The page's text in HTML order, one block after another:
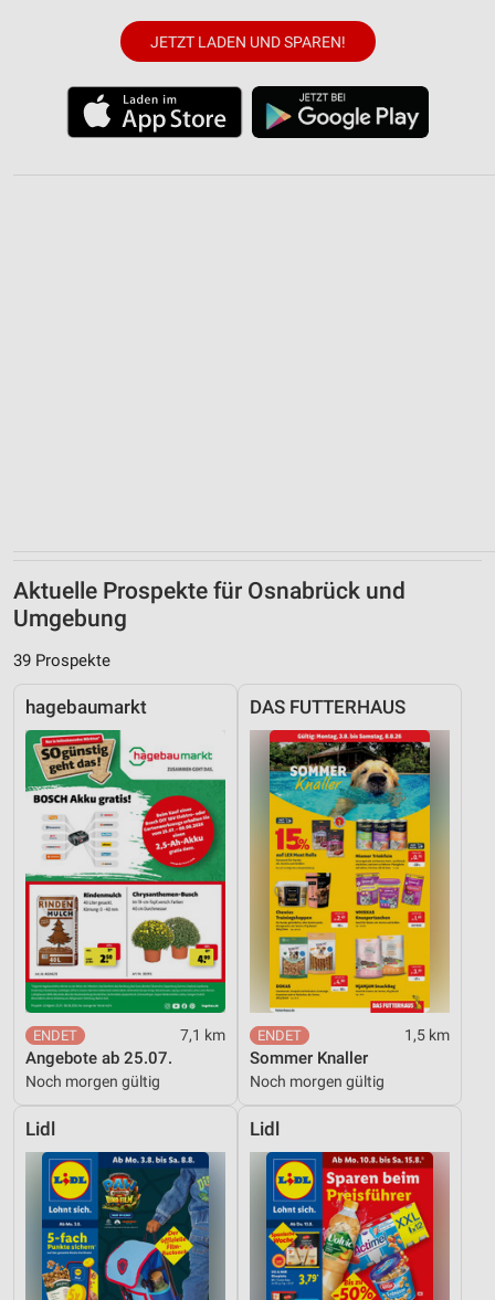
JETZT LADEN UND SPAREN!
Aktuelle Prospekte für Osnabrück und
Umgebung
39 Prospekte
hagebaumarkt
7,1 km
Angebote ab 25.07.
Noch morgen gültig
DAS FUTTERHAUS
1,5 km
Sommer Knaller
Noch morgen gültig
Lidl Lidl